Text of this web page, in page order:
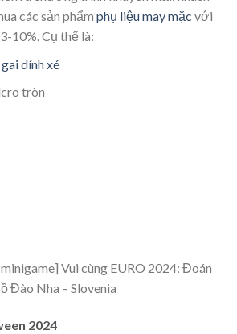
các sản phẩm phụ liệu may mặc với
10%. Cụ thể là:
dính xé
tròn
Vui cùng EURO 2024: Đoán
Đào Nha – Slovenia
2024